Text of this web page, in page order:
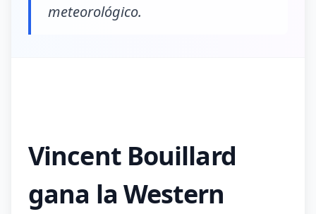
meteorológico.
Vincent Bouillard
gana la Western